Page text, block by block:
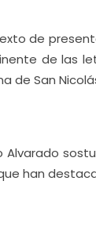
de
de las
de San
Alvarado
han